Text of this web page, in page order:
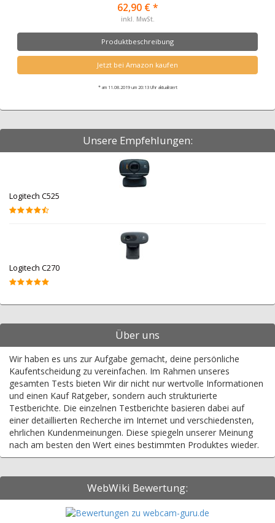
62,90 € *
inkl. MwSt.
Produktbeschreibung
Jetzt bei Amazon kaufen
* am 11.08.2019 um 20:13 Uhr aktualisiert
Unsere Empfehlungen:
Logitech C525
Logitech C270
Über uns
Wir haben es uns zur Aufgabe gemacht, deine persönliche
Kaufentscheidung zu vereinfachen. Im Rahmen unseres
gesamten Tests bieten Wir dir nicht nur wertvolle Informationen
und einen Kauf Ratgeber, sondern auch strukturierte
Testberichte. Die einzelnen Testberichte basieren dabei auf
einer detaillierten Recherche im Internet und verschiedensten,
ehrlichen Kundenmeinungen. Diese spiegeln unserer Meinung
nach am besten den Wert eines bestimmten Produktes wieder.
WebWiki Bewertung: